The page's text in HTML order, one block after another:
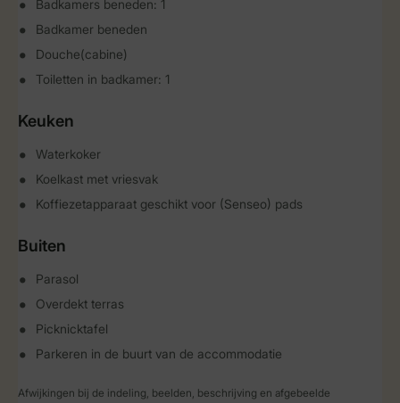
Badkamers beneden: 1
Badkamer beneden
Douche(cabine)
Toiletten in badkamer: 1
Keuken
Waterkoker
Koelkast met vriesvak
Koffiezetapparaat geschikt voor (Senseo) pads
Buiten
Parasol
Overdekt terras
Picknicktafel
Parkeren in de buurt van de accommodatie
Afwijkingen bij de indeling, beelden, beschrijving en afgebeelde